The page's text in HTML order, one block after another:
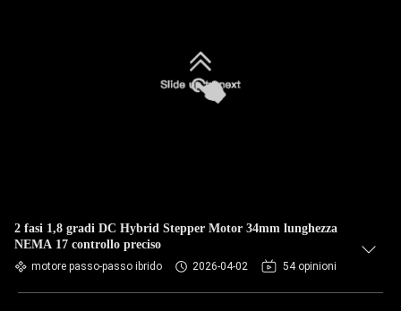
2 fasi 1,8 gradi DC Hybrid Stepper Motor 34mm lunghezza
NEMA 17 controllo preciso
motore passo-passo ibrido 2026-04-02 54 opinioni